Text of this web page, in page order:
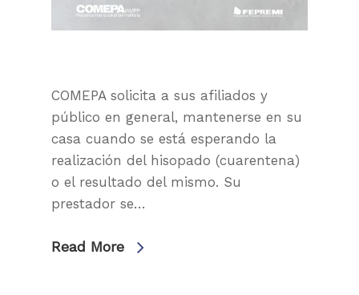
COMEPA solicita a sus afiliados y
público en general, mantenerse en su
casa cuando se está esperando la
realización del hisopado (cuarentena)
o el resultado del mismo. Su
prestador se…
Read More